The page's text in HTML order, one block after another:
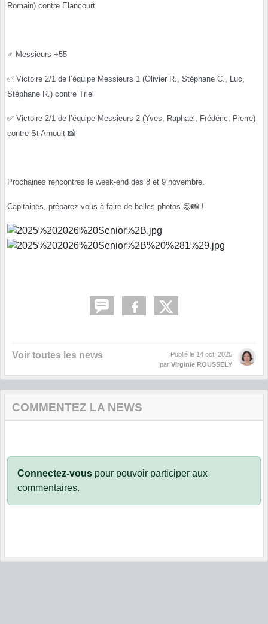
Romain) contre Elancourt
♂️ Messieurs +55
✅ Victoire 2/1 de l’équipe Messieurs 1 (Olivier R., Stéphane C., Luc,
Stéphane R.) contre Triel
✅ Victoire 2/1 de l’équipe Messieurs 2 (Yves, Raphaël, Frédéric, Pierre)
contre St Arnoult 📸
Prochaines rencontres le week-end des 8 et 9 novembre.
Capitaines, préparez-vous à faire de belles photos 😉📸 !
Voir toutes les news Publié le 14 oct. 2025
par Virginie ROUSSELY
COMMENTEZ LA NEWS
Connectez-vous pour pouvoir participer aux
commentaires.